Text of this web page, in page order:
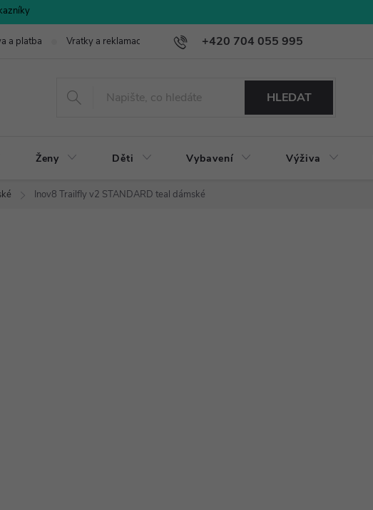
+420 704 055 995
a platba Vratky a reklamace
HLEDAT
Ženy Děti Vybavení Výživa
Inov8 Trailfly v2 STANDARD teal dámské